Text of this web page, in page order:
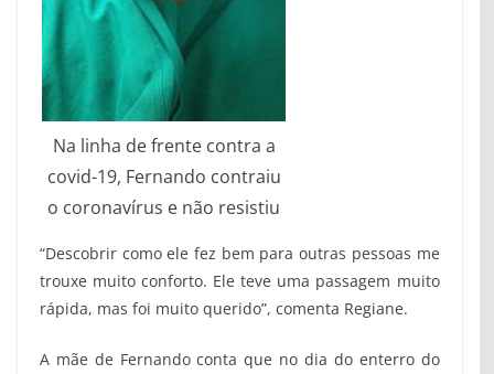
Na linha de frente contra a
covid-19, Fernando contraiu
o coronavírus e não resistiu
“Descobrir como ele fez bem para outras pessoas me
trouxe muito conforto. Ele teve uma passagem muito
rápida, mas foi muito querido”, comenta Regiane.
A mãe de Fernando conta que no dia do enterro do